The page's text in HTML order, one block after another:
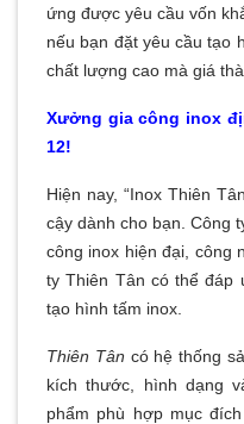
ứng được yêu cầu vốn
nếu bạn đặt yêu cầu tạo
chất lượng cao mà giá
Xưởng gia công inox
12!
Hiện nay, “Inox Thiên
cậy dành cho bạn. Công
công inox hiện đại, công
ty Thiên Tân có thể đáp
tạo hình tấm inox.
Thiên Tân có hệ thống
kích thước, hình dạng
phẩm phù hợp mục